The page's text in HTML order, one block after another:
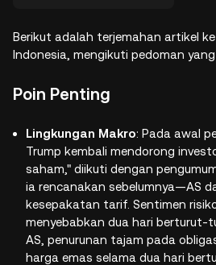
Berikut adalah terjemahan artikel
Indonesia, mengikuti pedoman
Poin Penting
Lingkungan Makro: Pada awal
Trump kembali mendorong
saham," diikuti dengan
ia rencanakan sebelumnya—AS
kesepakatan tarif. Sentimen
menyebabkan dua hari berturut-
AS, penurunan tajam pada
harga emas selama dua hari